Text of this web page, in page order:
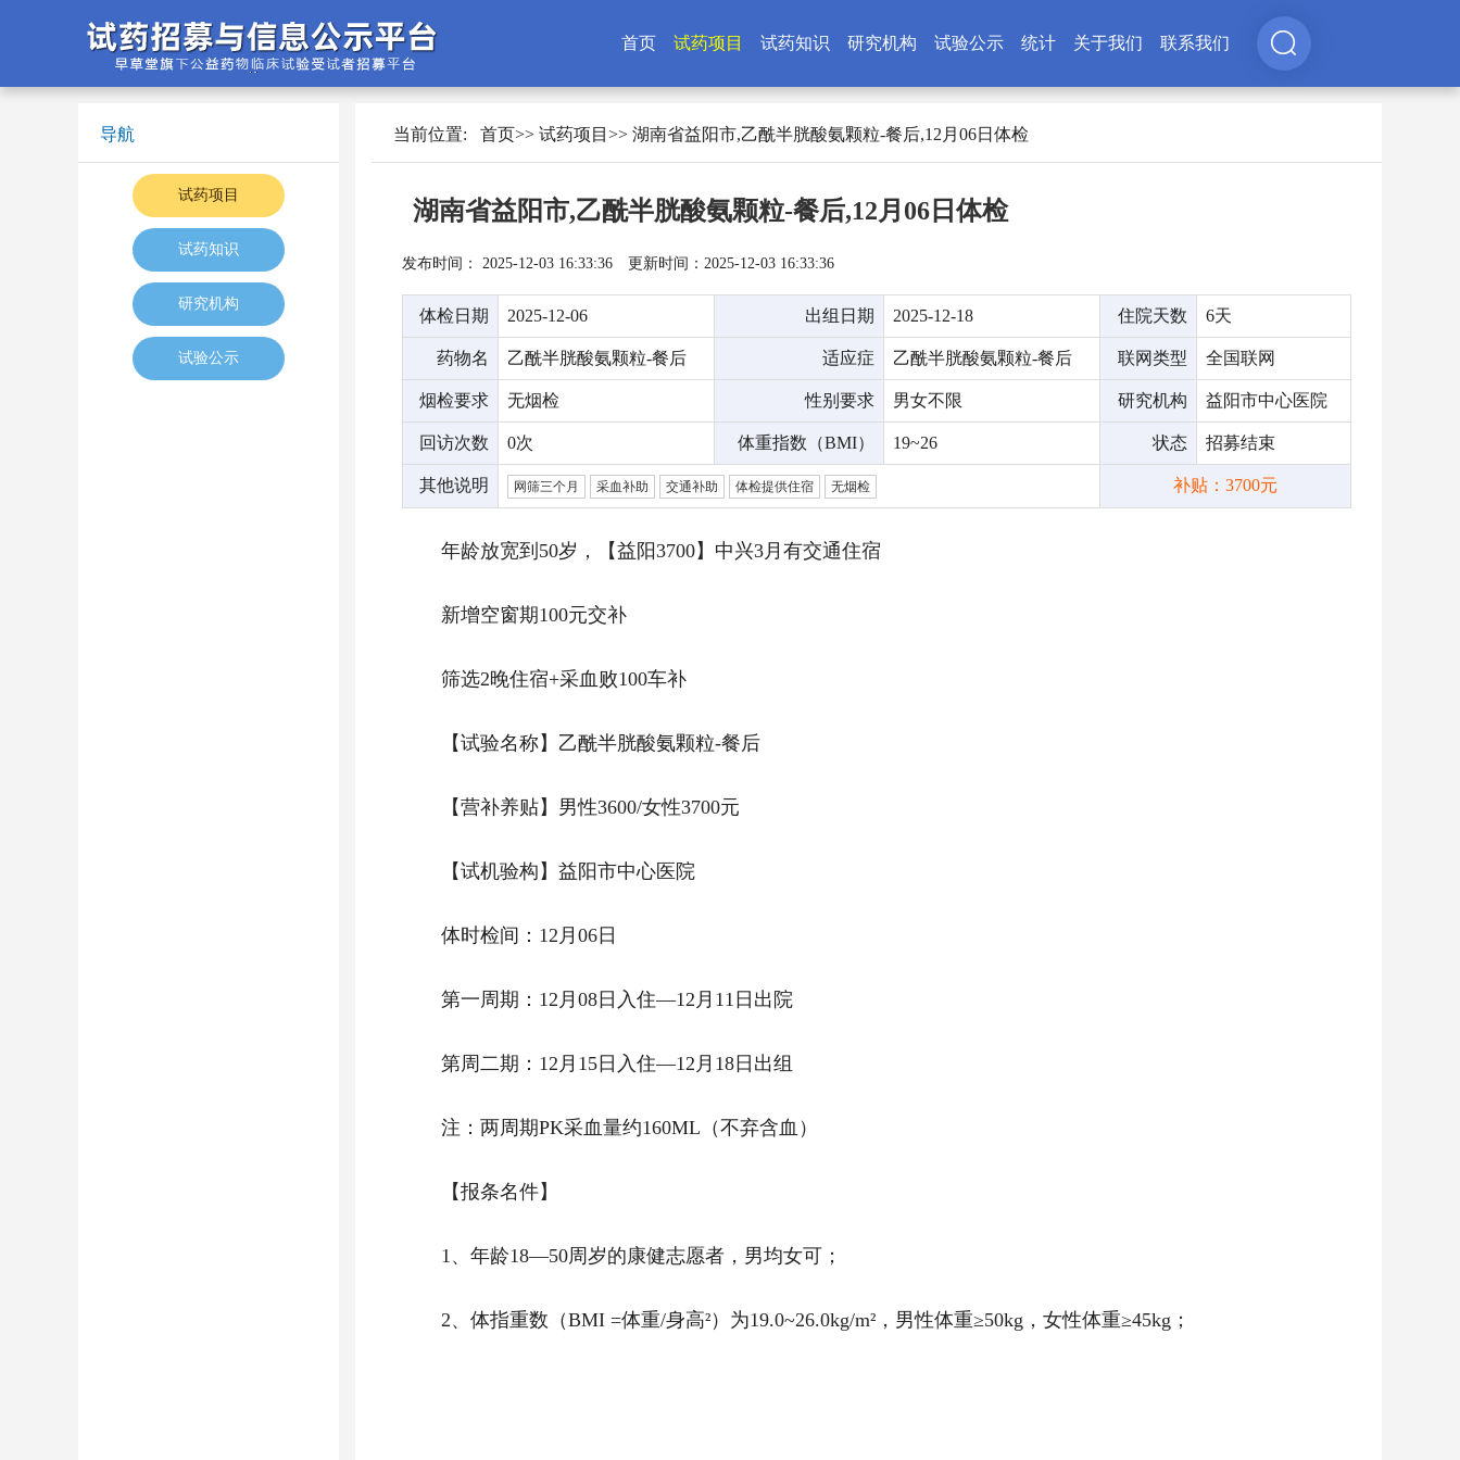
首页 试药项目 试药知识 研究机构 试验公示 统计 关于我们 联系我们
导航
试药项目
试药知识
研究机构
试验公示
当前位置: 首页>> 试药项目 >> 湖南省益阳市,乙酰半胱酸氨‬颗粒-餐后,12月06日体检
湖南省益阳市,乙酰半胱酸氨‬颗粒-餐后,12月06日体检
发布时间： 2025-12-03 16:33:36 更新时间：2025-12-03 16:33:36
体检日期 2025-12-06 出组日期 2025-12-18 住院天数 6天
药物名 乙酰半胱酸氨‬颗粒-餐后 适应症 乙酰半胱酸氨‬颗粒-餐后 联网类型 全国联网
烟检要求 无烟检 性别要求 男女不限 研究机构 益阳市中心医院
回访次数 0次 体重指数（BMI） 19~26 状态 招募结束
其他说明 网筛三个月 采血补助 交通补助 体检提供住宿 无烟检 补贴：3700元
年龄放宽到50岁，【益阳3700】中兴3月有交通住宿
新增空窗期100元交补
筛选2晚住宿+采血败100车补
【试验名称】乙酰半胱酸氨‬颗粒-餐后
【营补养‬贴】男性3600/女性3700元
【试机验‬构】益阳市中心医院
体时检‬间：12月06日
第一周期：12月08日入住—12月11日出院
第周二‬期：12月15日入住—12月18日出组
注：两周期PK采血量约160ML（不弃含‬血）
【报条名‬件】
1、年龄18—50周岁的康健‬志愿者，男均女‬可；
2、体指重‬数（BMI =体重/身高²）为19.0~26.0kg/m²，男性体重≥50kg，女性体重≥45kg；